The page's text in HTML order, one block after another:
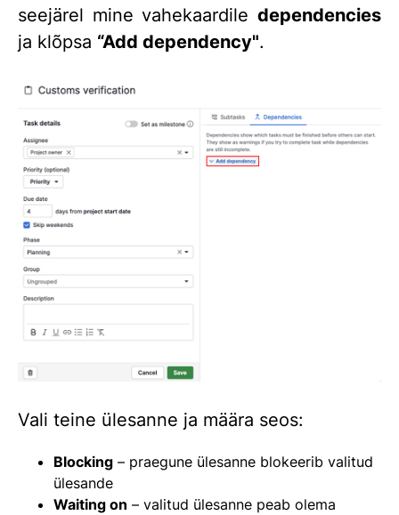
seejärel mine vahekaardile dependencies
ja klõpsa “Add dependency".
Vali teine ülesanne ja määra seos:
Blocking – praegune ülesanne blokeerib valitud
ülesande
Waiting on – valitud ülesanne peab olema